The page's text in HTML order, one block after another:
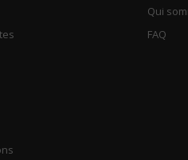
Qui
FAQ